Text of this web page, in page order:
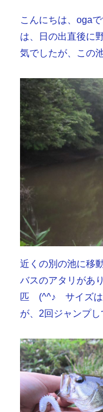
こんにちは、oga
は、日の出直後に
気でしたが、この
近くの別の池に移
バスのアタリがあ
匹 (^^♪ サイズは
が、2回ジャンプし